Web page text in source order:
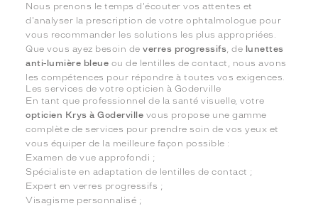
Nous prenons le temps d'écouter vos attentes et
d'analyser la prescription de votre ophtalmologue pour
vous recommander les solutions les plus appropriées.
Que vous ayez besoin deverres progressifs , de lunettes
anti-lumière bleue ou de lentilles de contact, nous avons
les compétences pour répondre à toutes vos exigences.
Les services de votre opticien à Goderville
En tant que professionnel de la santé visuelle, votre
opticien Krys à Goderville vous propose une gamme
complète de services pour prendre soin de vos yeux et
vous équiper de la meilleure façon possible :
Examen de vue approfondi ;
Spécialiste en adaptation de lentilles de contact ;
Expert en verres progressifs ;
Visagisme personnalisé ;